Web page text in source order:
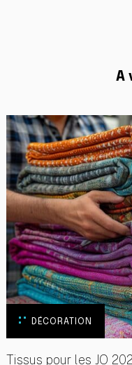
A
DÉCORATION
Tissus pour les JO